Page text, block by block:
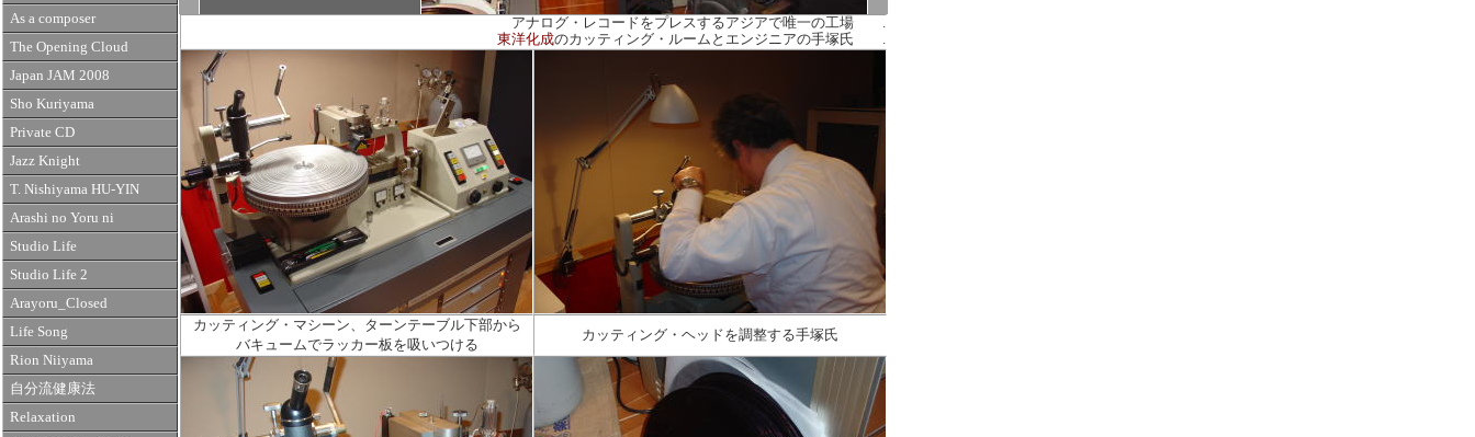
As a composer
The Opening Cloud
Japan JAM 2008
Sho Kuriyama
Private CD
Jazz Knight
T. Nishiyama HU-YIN
Arashi no Yoru ni
Studio Life
Studio Life 2
Arayoru_Closed
Life Song
Rion Niiyama
自分流健康法
Relaxation
アナログ・レコードをプレスするアジアで唯一の工場 .
東洋化成のカッティング・ルームとエンジニアの手塚氏 .
カッティング・マシーン、ターンテーブル下部から
バキュームでラッカー板を吸いつける
カッティング・ヘッドを調整する手塚氏